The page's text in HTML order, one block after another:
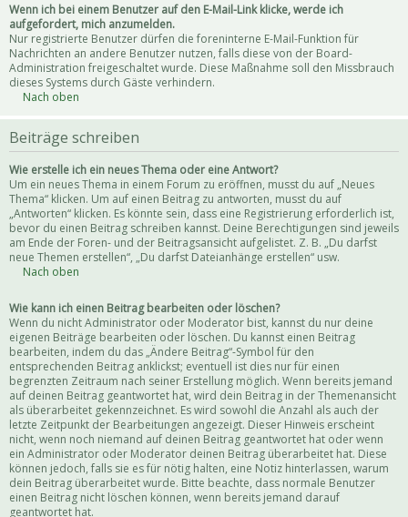
Wenn ich bei einem Benutzer auf den E-Mail-Link klicke, werde ich
aufgefordert, mich anzumelden.
Nur registrierte Benutzer dürfen die foreninterne E-Mail-Funktion für
Nachrichten an andere Benutzer nutzen, falls diese von der Board-
Administration freigeschaltet wurde. Diese Maßnahme soll den Missbrauch
dieses Systems durch Gäste verhindern.
Nach oben
Beiträge schreiben
Wie erstelle ich ein neues Thema oder eine Antwort?
Um ein neues Thema in einem Forum zu eröffnen, musst du auf „Neues
Thema“ klicken. Um auf einen Beitrag zu antworten, musst du auf
„Antworten“ klicken. Es könnte sein, dass eine Registrierung erforderlich ist,
bevor du einen Beitrag schreiben kannst. Deine Berechtigungen sind jeweils
am Ende der Foren- und der Beitragsansicht aufgelistet. Z. B. „Du darfst
neue Themen erstellen“, „Du darfst Dateianhänge erstellen“ usw.
Nach oben
Wie kann ich einen Beitrag bearbeiten oder löschen?
Wenn du nicht Administrator oder Moderator bist, kannst du nur deine
eigenen Beiträge bearbeiten oder löschen. Du kannst einen Beitrag
bearbeiten, indem du das „Ändere Beitrag“-Symbol für den
entsprechenden Beitrag anklickst; eventuell ist dies nur für einen
begrenzten Zeitraum nach seiner Erstellung möglich. Wenn bereits jemand
auf deinen Beitrag geantwortet hat, wird dein Beitrag in der Themenansicht
als überarbeitet gekennzeichnet. Es wird sowohl die Anzahl als auch der
letzte Zeitpunkt der Bearbeitungen angezeigt. Dieser Hinweis erscheint
nicht, wenn noch niemand auf deinen Beitrag geantwortet hat oder wenn
ein Administrator oder Moderator deinen Beitrag überarbeitet hat. Diese
können jedoch, falls sie es für nötig halten, eine Notiz hinterlassen, warum
dein Beitrag überarbeitet wurde. Bitte beachte, dass normale Benutzer
einen Beitrag nicht löschen können, wenn bereits jemand darauf
geantwortet hat.